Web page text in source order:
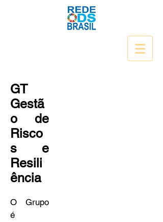
GT
Gestã
o de
Risco
s e
Resili
ência
O Grupo
é